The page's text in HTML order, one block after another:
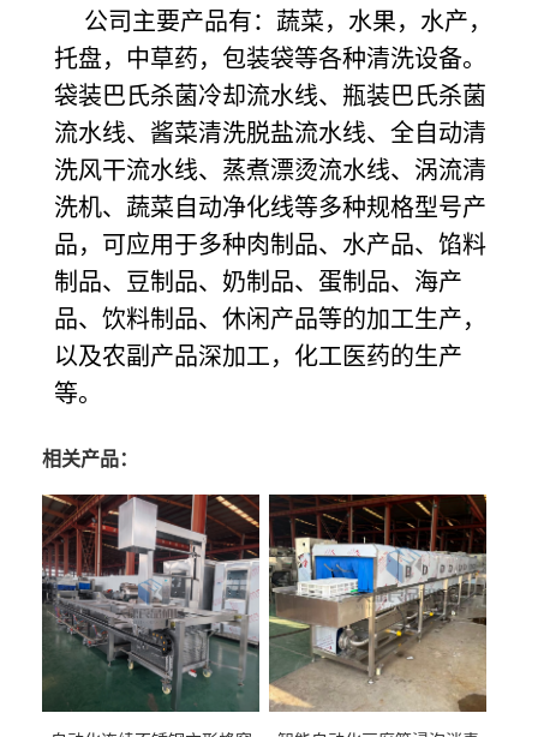
公司主要产品有：蔬菜，水果，水产，
托盘，中草药，包装袋等各种清洗设备。
袋装巴氏杀菌冷却流水线、瓶装巴氏杀菌
流水线、酱菜清洗脱盐流水线、全自动清
洗风干流水线、蒸煮漂烫流水线、涡流清
洗机、蔬菜自动净化线等多种规格型号产
品，可应用于多种肉制品、水产品、馅料
制品、豆制品、奶制品、蛋制品、海产
品、饮料制品、休闲产品等的加工生产，
以及农副产品深加工，化工医药的生产
等。
相关产品：